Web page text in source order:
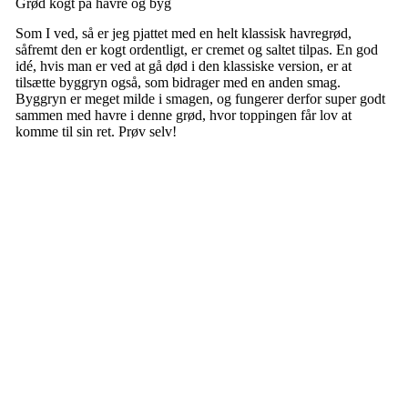
Grød kogt på havre og byg
Som I ved, så er jeg pjattet med en helt klassisk havregrød,
såfremt den er kogt ordentligt, er cremet og saltet tilpas. En god
idé, hvis man er ved at gå død i den klassiske version, er at
tilsætte byggryn også, som bidrager med en anden smag.
Byggryn er meget milde i smagen, og fungerer derfor super godt
sammen med havre i denne grød, hvor toppingen får lov at
komme til sin ret. Prøv selv!